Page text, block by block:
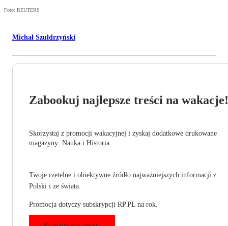
Foto: REUTERS
Michał Szułdrzyński
Zabookuj najlepsze treści na wakacje!
Skorzystaj z promocji wakacyjnej i zyskaj dodatkowe drukowane
magazyny: Nauka i Historia.
Twoje rzetelne i obiektywne źródło najważniejszych informacji z
Polski i ze świata.
Promocja dotyczy subskrypcji RP.PL na rok.